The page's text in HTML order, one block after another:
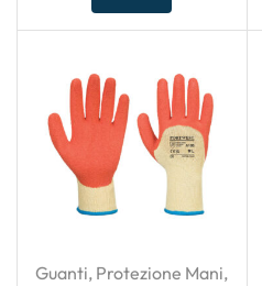
Guanti, Protezione Mani,